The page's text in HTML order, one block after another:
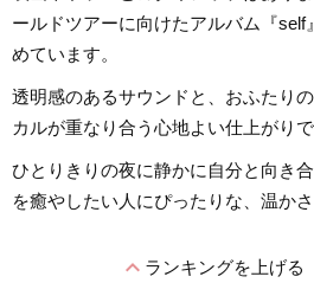
ールドツアーに向けたアルバム『
めています。
透明感のあるサウンドと、おふたり
カルが重なり合う心地よい仕上がりで
ひとりきりの夜に静かに自分と向き
を癒やしたい人にぴったりな、温か
expand_lessランキングを上げる